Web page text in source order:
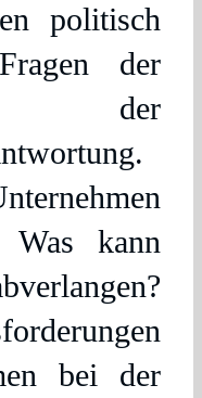
politisch
der
der
Was kann
bei der